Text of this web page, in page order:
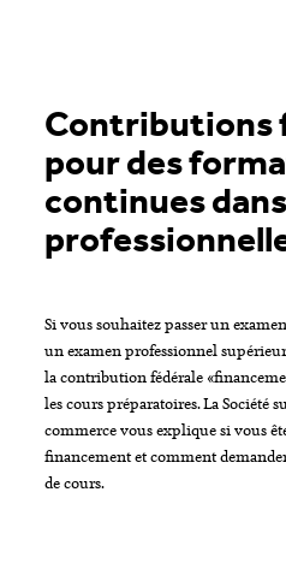
Contributions
pour des
continues
Si vous souhaitez passer un
un examen professionnel
la contribution fédérale
les cours préparatoires. La Société
commerce vous explique si vous
financement et comment
de cours.